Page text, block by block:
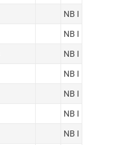
NB I
NB I
NB I
NB I
NB I
NB I
NB I